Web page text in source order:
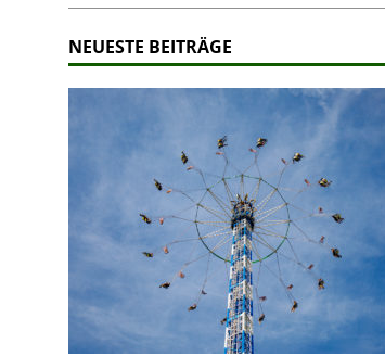
NEUESTE BEITRÄGE